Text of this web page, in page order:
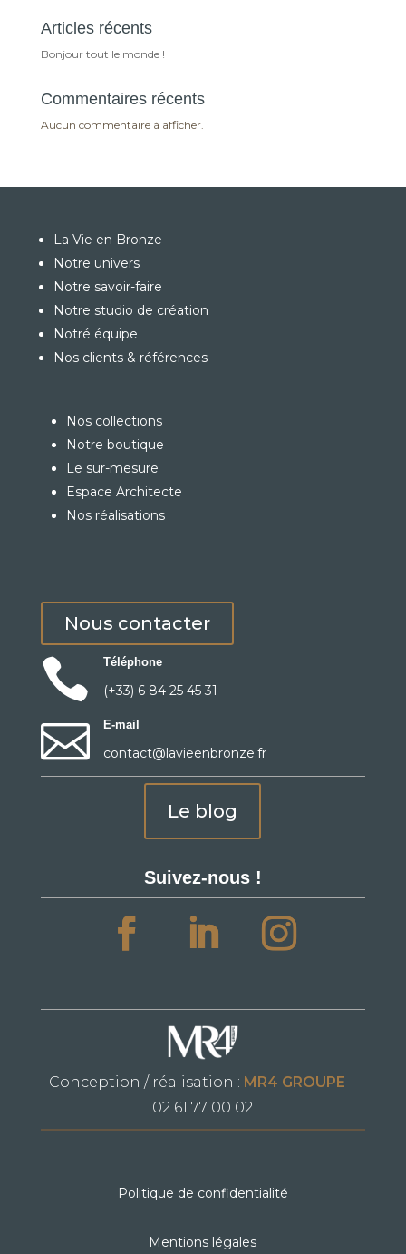
Articles récents
Bonjour tout le monde !
Commentaires récents
Aucun commentaire à afficher.
La Vie en Bronze
Notre univers
Notre savoir-faire
Notre studio de création
Notré équipe
Nos clients & références
Nos collections
Notre boutique
Le sur-mesure
Espace Architecte
Nos réalisations
Nous contacter
 Téléphone
(+33) 6 84 25 45 31
 E-mail
contact@lavieenbronze.fr
Le blog
Suivez-nous !
Conception / réalisation : MR4 GROUPE –
02 61 77 00 02
Politique de confidentialité
Mentions légales